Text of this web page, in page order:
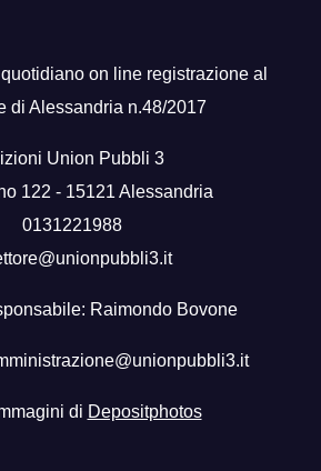
on line registrazione al
di Alessandria n.48/2017
Union Pubbli 3
122 - 15121 Alessandria
0131221988
Raimondo Bovone
di Depositphotos